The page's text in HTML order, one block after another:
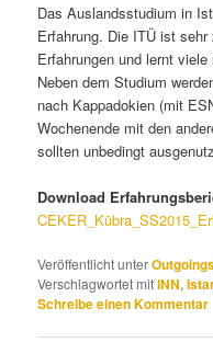
Das Auslandsstudium in
Erfahrung. Die ITÜ ist
Erfahrungen und lernt
Neben dem Studium
nach Kappadokien (mit
Wochenende mit den
sollten unbedingt
Download
Veröffentlicht unter
Verschlagwortet mitINN,
Schreibe einen Kommentar